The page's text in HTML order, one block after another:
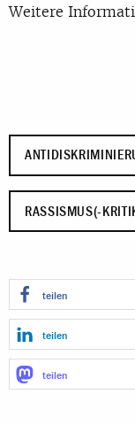
Weitere
RASSISMUS(-
teilen
teilen
teilen